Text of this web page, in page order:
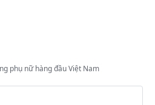
phụ nữ hàng đầu Việt Nam